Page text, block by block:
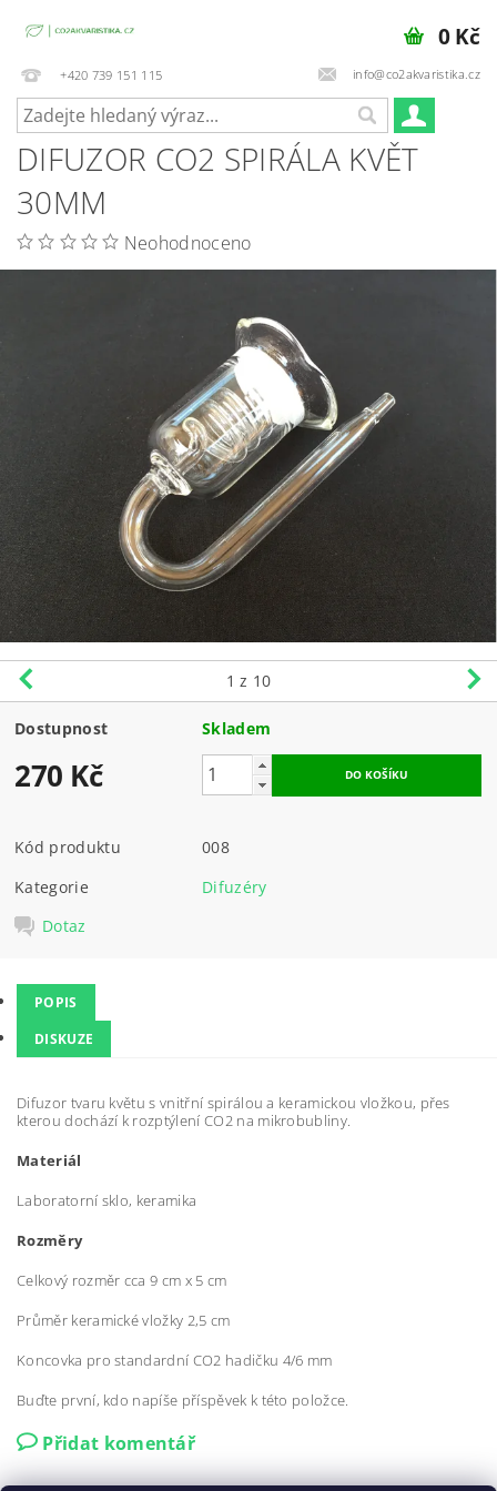
+420 739 151 115 info@co2akvaristika.cz
0 Kč
DIFUZOR CO2 SPIRÁLA KVĚT
30MM
Neohodnoceno
1 z 10
Dostupnost Skladem
270 Kč
Kód produktu
008
Kategorie
Difuzéry
Dotaz
POPIS
DISKUZE
Difuzor tvaru květu s vnitřní spirálou a keramickou vložkou, přes
kterou dochází k rozptýlení CO2 na mikrobubliny.
Materiál
Laboratorní sklo, keramika
Rozměry
Celkový rozměr cca 9 cm x 5 cm
Průměr keramické vložky 2,5 cm
Koncovka pro standardní CO2 hadičku 4/6 mm
Buďte první, kdo napíše příspěvek k této položce.
Přidat komentář